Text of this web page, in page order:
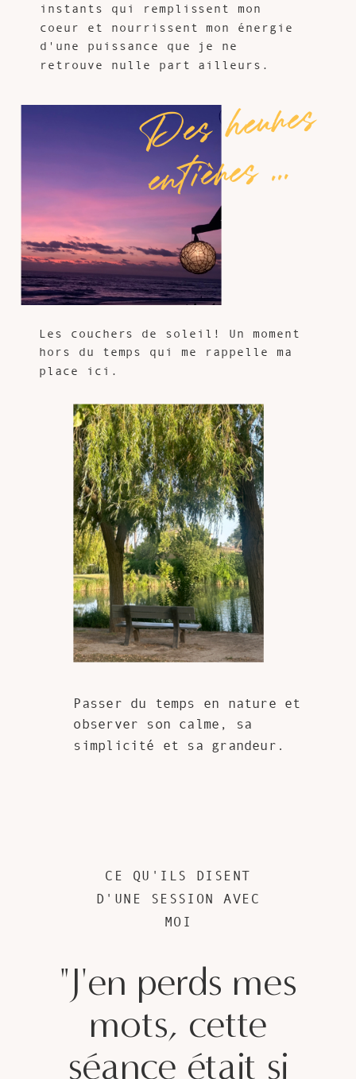
Passer du temps en nature et
observer son calme, sa
simplicité et sa grandeur.
De
s
he
u
re
s
e
ntiè
re
s ...
Les couchers de soleil! Un moment
hors du temps qui me rappelle ma
place ici.
instants qui remplissent mon
coeur et nourrissent mon énergie
d'une puissance que je ne
retrouve nulle part ailleurs.
"J'en perds mes
mots, cette
séance était si
CE QU'ILS DISENT
D'UNE SESSION AVEC
MOI